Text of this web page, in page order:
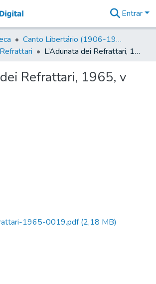
&
Coleções
Tudo na
Digital
Entrar
Canto Libertário (1906-1995)
L’Adunata dei Refrattari, 1965, v XLIV, n 19
dei Refrattari, 1965, v
1965-0019.pdf(2,18 MB)